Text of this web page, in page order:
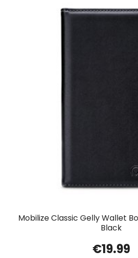
Mobilize Classic Gelly Wallet
Black
€19.99